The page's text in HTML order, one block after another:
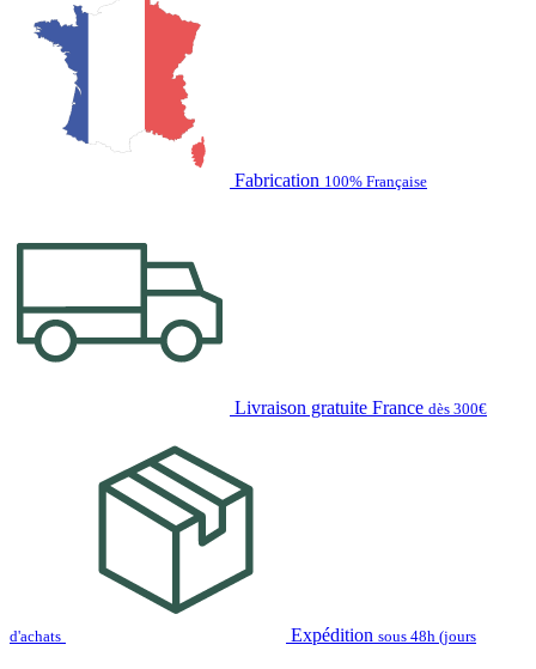
Fabrication 100% Française
Livraison gratuite France dès 300€
d'achats Expédition sous 48h (jours